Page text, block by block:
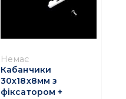
Немає
Кабанчики
30х18х8мм з
фіксатором +